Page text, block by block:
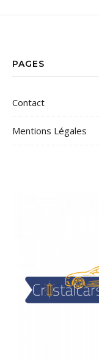
PAGES
Contact
Mentions Légales